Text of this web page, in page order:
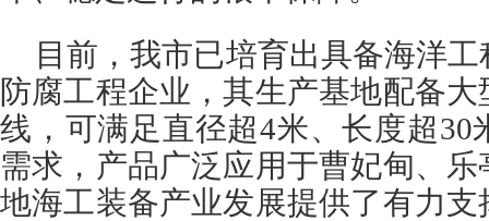
目前，我市已培育出具备海洋
防腐工程企业，其生产基地配备
线，可满足直径超4米、长度超30
需求，产品广泛应用于曹妃甸、
地海工装备产业发展提供了有力